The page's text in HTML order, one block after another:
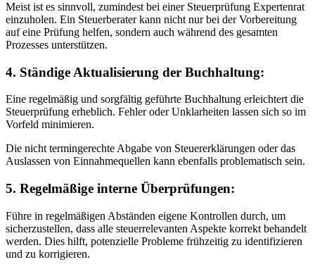
Meist ist es sinnvoll, zumindest bei einer Steuerprüfung Expertenrat
einzuholen. Ein Steuerberater kann nicht nur bei der Vorbereitung
auf eine Prüfung helfen, sondern auch während des gesamten
Prozesses unterstützen.
4. Ständige Aktualisierung der Buchhaltung:
Eine regelmäßig und sorgfältig geführte Buchhaltung erleichtert die
Steuerprüfung erheblich. Fehler oder Unklarheiten lassen sich so im
Vorfeld minimieren.
Die nicht termingerechte Abgabe von Steuererklärungen oder das
Auslassen von Einnahmequellen kann ebenfalls problematisch sein.
5. Regelmäßige interne Überprüfungen:
Führe in regelmäßigen Abständen eigene Kontrollen durch, um
sicherzustellen, dass alle steuerrelevanten Aspekte korrekt behandelt
werden. Dies hilft, potenzielle Probleme frühzeitig zu identifizieren
und zu korrigieren.